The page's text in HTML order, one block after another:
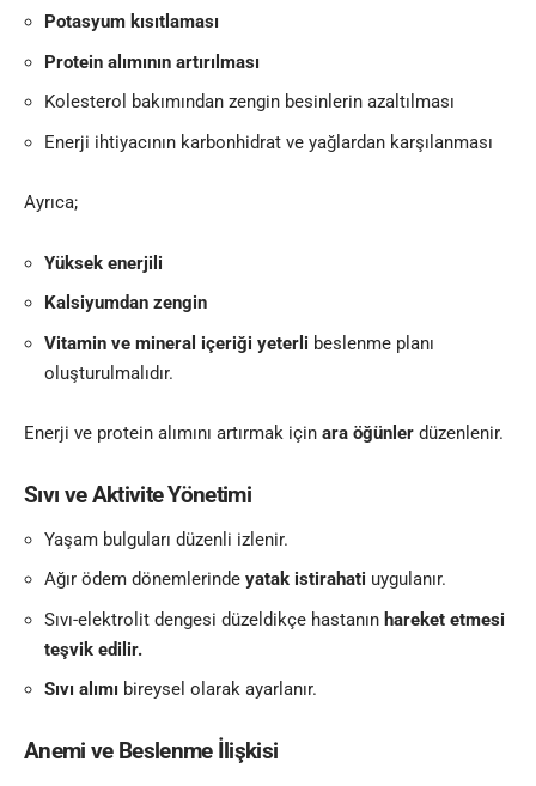
Potasyum kısıtlaması
Protein alımının artırılması
Kolesterol bakımından zengin besinlerin azaltılması
Enerji ihtiyacının karbonhidrat ve yağlardan karşılanması
Ayrıca;
Yüksek enerjili
Kalsiyumdan zengin
Vitamin ve mineral içeriği yeterli beslenme planı
oluşturulmalıdır.
Enerji ve protein alımını artırmak için ara öğünler düzenlenir.
Sıvı ve Aktivite Yönetimi
Yaşam bulguları düzenli izlenir.
Ağır ödem dönemlerinde yatak istirahati uygulanır.
Sıvı-elektrolit dengesi düzeldikçe hastanın hareket etmesi
teşvik edilir.
Sıvı alımı bireysel olarak ayarlanır.
Anemi ve Beslenme İlişkisi